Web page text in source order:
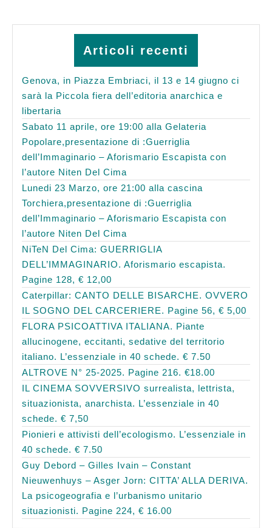
Articoli recenti
Genova, in Piazza Embriaci, il 13 e 14 giugno ci
sarà la Piccola fiera dell’editoria anarchica e
libertaria
Sabato 11 aprile, ore 19:00 alla Gelateria
Popolare,presentazione di :Guerriglia
dell’Immaginario – Aforismario Escapista con
l’autore Niten Del Cima
Lunedi 23 Marzo, ore 21:00 alla cascina
Torchiera,presentazione di :Guerriglia
dell’Immaginario – Aforismario Escapista con
l’autore Niten Del Cima
NiTeN Del Cima: GUERRIGLIA
DELL’IMMAGINARIO. Aforismario escapista.
Pagine 128, € 12,00
Caterpillar: CANTO DELLE BISARCHE. OVVERO
IL SOGNO DEL CARCERIERE. Pagine 56, € 5,00
FLORA PSICOATTIVA ITALIANA. Piante
allucinogene, eccitanti, sedative del territorio
italiano. L’essenziale in 40 schede. € 7.50
ALTROVE N° 25-2025. Pagine 216. €18.00
IL CINEMA SOVVERSIVO surrealista, lettrista,
situazionista, anarchista. L’essenziale in 40
schede. € 7,50
Pionieri e attivisti dell’ecologismo. L’essenziale in
40 schede. € 7.50
Guy Debord – Gilles Ivain – Constant
Nieuwenhuys – Asger Jorn: CITTA’ ALLA DERIVA.
La psicogeografia e l’urbanismo unitario
situazionisti. Pagine 224, € 16.00